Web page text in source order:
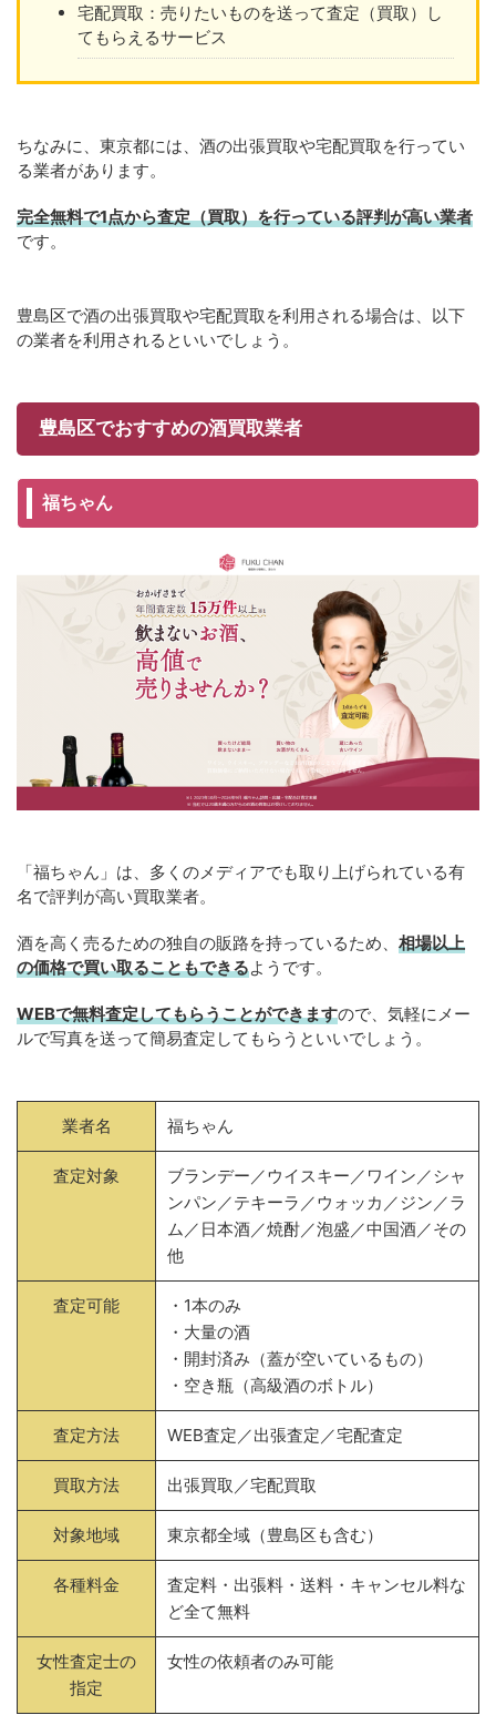
宅配買取：売りたいものを送って査定（買取）し
てもらえるサービス
ちなみに、東京都には、酒の出張買取や宅配買取を行ってい
る業者があります。
完全無料で1点から査定（買取）を行っている評判が高い業者
です。
豊島区で酒の出張買取や宅配買取を利用される場合は、以下
の業者を利用されるといいでしょう。
豊島区でおすすめの酒買取業者
福ちゃん
「福ちゃん」は、多くのメディアでも取り上げられている有
名で評判が高い買取業者。
酒を高く売るための独自の販路を持っているため、 相場以上
の価格で買い取ることもできるようです。
WEBで無料査定してもらうことができますので、気軽にメー
ルで写真を送って簡易査定してもらうといいでしょう。
業者名 福ちゃん
査定対象
ブランデー／ウイスキー／ワイン／シャ
ンパン／テキーラ／ウォッカ／ジン／ラ
ム／日本酒／焼酎／泡盛／中国酒／その
他
査定可能
・1本のみ
・大量の酒
・開封済み（蓋が空いているもの）
・空き瓶（高級酒のボトル）
査定方法 WEB査定／出張査定／宅配査定
買取方法 出張買取／宅配買取
対象地域 東京都全域（豊島区も含む）
各種料金
査定料・出張料・送料・キャンセル料な
ど全て無料
女性査定士の
指定
女性の依頼者のみ可能